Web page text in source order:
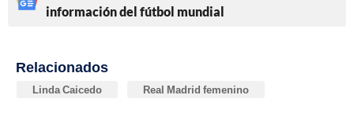
información del fútbol mundial
Relacionados
Linda Caicedo Real Madrid femenino